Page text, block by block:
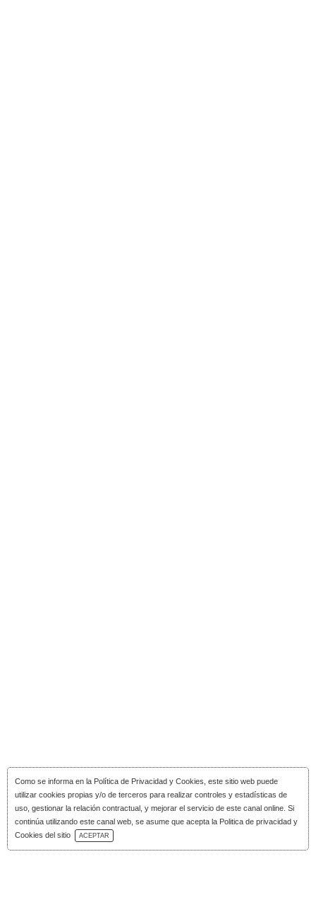
Como se informa en la Política de Privacidad y Cookies , este sitio web puede
utilizar cookies propias y/o de terceros para realizar controles y estadísticas de
uso, gestionar la relación contractual, y mejorar el servicio de este canal online. Si
continúa utilizando este canal web, se asume que acepta la Politica de privacidad y
Cookies del sitio
ACEPTAR
Descarga Catálogo